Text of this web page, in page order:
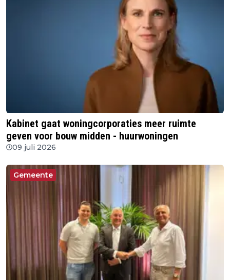
Kabinet gaat woningcorporaties meer ruimte
geven voor bouw midden - huurwoningen
09 juli 2026
Gemeente